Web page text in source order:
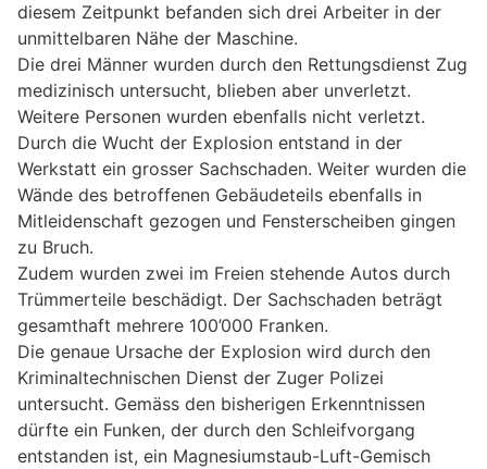
diesem Zeitpunkt befanden sich drei Arbeiter in der
unmittelbaren Nähe der Maschine.
Die drei Männer wurden durch den Rettungsdienst Zug
medizinisch untersucht, blieben aber unverletzt.
Weitere Personen wurden ebenfalls nicht verletzt.
Durch die Wucht der Explosion entstand in der
Werkstatt ein grosser Sachschaden. Weiter wurden die
Wände des betroffenen Gebäudeteils ebenfalls in
Mitleidenschaft gezogen und Fensterscheiben gingen
zu Bruch.
Zudem wurden zwei im Freien stehende Autos durch
Trümmerteile beschädigt. Der Sachschaden beträgt
gesamthaft mehrere 100’000 Franken.
Die genaue Ursache der Explosion wird durch den
Kriminaltechnischen Dienst der Zuger Polizei
untersucht. Gemäss den bisherigen Erkenntnissen
dürfte ein Funken, der durch den Schleifvorgang
entstanden ist, ein Magnesiumstaub-Luft-Gemisch